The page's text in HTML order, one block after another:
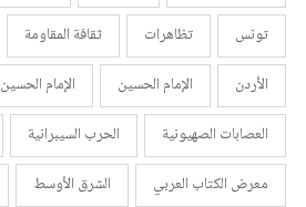
تونس
تظاهرات ثقافة المقاومة
الأردن
الإمام الحسين الإمام الحسين
العصابات الصهيونية
الحرب السيبرانية
معرض الكتاب العربي
الشرق الأوسط